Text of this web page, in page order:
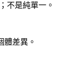
不是純單一。
體差異。